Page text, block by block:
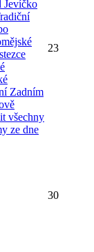
Jevíčko
Zadním
všechny
ze dne
23
30